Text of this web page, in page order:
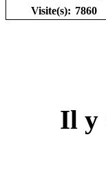
Visite(s): 7860
Il y